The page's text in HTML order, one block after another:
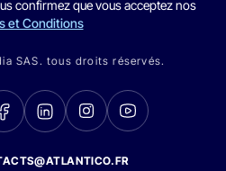
confirmez que vous acceptez nos
et Conditions
SAS. tous droits réservés.